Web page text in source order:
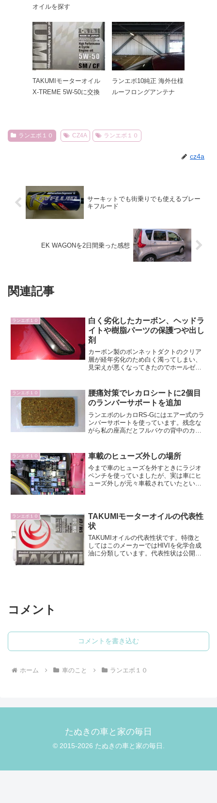
オイルを探す
TAKUMIモーターオイル
X-TREME 5W-50に交換
ランエボ10純正 海外仕様
ルーフロングアンテナ
ランエボ１０ CZ4A ランエボ１０
cz4a
サーキットでも街乗りでも使えるブレー
キフルード
EK WAGONを2日間乗った感想
関連記事
ランエボ１０
白く劣化したカーボン、ヘッドラ
イトや樹脂パーツの保護つや出し
剤
カーボン製のボンネットダクトのクリア
層が経年劣化のため白く濁ってしまい、
見栄えが悪くなってきたのでホールゼロ
久コート剤 ホールゼロを買ったまず、前
提としてカーボンパーツ...
ランエボ１０
腰痛対策でレカロシートに2個目
のランバーサポートを追加
ランエボのレカロRS-Gにはエアー式のラ
ンバーサポートを使っています。残念な
がら私の座高だとフルバケの背中のカー
す。毎回乗るたびにエアーポンプで8回ぐ
らい空気を入れて腰...
ランエボ１０ 車載のヒューズ外しの場所
今まで車のヒューズを外すときにラジオ
ペンチを使っていましたが、実は車にヒ
ューズ外しが元々車載されていたという
あります。実は私は今日...
ランエボ１０
TAKUMIモーターオイルの代表性
状
TAKUMIオイルの代表性状です。特徴と
してはこのメーカーではHIVIを化学合成
油に分類しています。代表性状は公開さ
コメント
コメントを書き込む
ホーム 車のこと ランエボ１０
たぬきの車と家の毎日
© 2015-2026 たぬきの車と家の毎日.